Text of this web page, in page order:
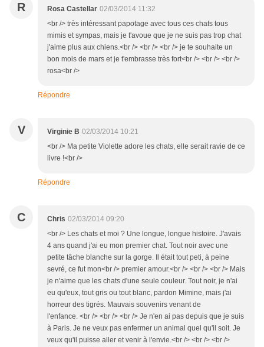
R Rosa Castellar 02/03/2014 11:32
<br /> très intéressant papotage avec tous ces chats tous
mimis et sympas, mais je t'avoue que je ne suis pas trop chat
j'aime plus aux chiens.<br /> <br /> <br /> je te souhaite un
bon mois de mars et je t'embrasse très fort<br /> <br /> <br />
rosa<br />
Répondre
V Virginie B 02/03/2014 10:21
<br /> Ma petite Violette adore les chats, elle serait ravie de ce
livre !<br />
Répondre
C Chris 02/03/2014 09:20
<br /> Les chats et moi ? Une longue, longue histoire. J'avais
4 ans quand j'ai eu mon premier chat. Tout noir avec une
petite tâche blanche sur la gorge. Il était tout peti, à peine
sevré, ce fut mon<br /> premier amour.<br /> <br /> <br /> Mais
je n'aime que les chats d'une seule couleur. Tout noir, je n'ai
eu qu'eux, tout gris ou tout blanc, pardon Mimine, mais j'ai
horreur des tigrés. Mauvais souvenirs venant de
l'enfance. <br /> <br /> <br /> Je n'en ai pas depuis que je suis
à Paris. Je ne veux pas enfermer un animal quel qu'il soit. Je
veux qu'il puisse aller et venir à l'envie.<br /> <br /> <br />